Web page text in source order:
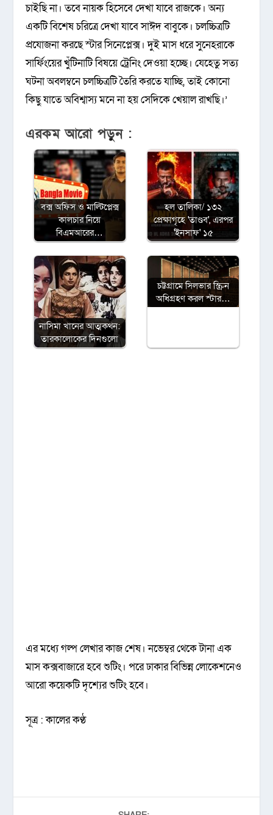
চাইছি না। তবে নায়ক হিসেবে দেখা যাবে রাজকে। অন্য
একটি বিশেষ চরিত্রে দেখা যাবে সাঈদ বাবুকে। চলচ্চিত্রটি
প্রযোজনা করছে স্টার সিনেপ্লেক্স। দুই মাস ধরে সুনেহরাকে
সার্ফিংয়ের খুঁটিনাটি বিষয়ে ট্রেনিং দেওয়া হচ্ছে। যেহেতু সত্য
ঘটনা অবলম্বনে চলচ্চিত্রটি তৈরি করতে যাচ্ছি, তাই কোনো
কিছু যাতে অবিশ্বাস্য মনে না হয় সেদিকে খেয়াল রাখছি।’
এরকম আরো পড়ুন :
বক্স অফিস ও মাল্টিপ্লেক্স
কালচার নিয়ে
বিএমআরের…
হল তালিকা/ ১৩২
প্রেক্ষাগৃহে 'তাণ্ডব', এরপর
'ইনসাফ' ১৫
নাসিমা খানের আত্মকথন:
তারকালোকের দিনগুলো
চট্টগ্রামে সিলভার স্ক্রিন
অধিগ্রহণ করল স্টার…
এর মধ্যে গল্প লেখার কাজ শেষ। নভেম্বর থেকে টানা এক
মাস কক্সবাজারে হবে শুটিং। পরে ঢাকার বিভিন্ন লোকেশনেও
আরো কয়েকটি দৃশ্যের শুটিং হবে।
সূত্র : কালের কণ্ঠ